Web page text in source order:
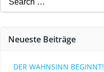
Neueste Beiträge
DER WAHNSINN BEGINNT!